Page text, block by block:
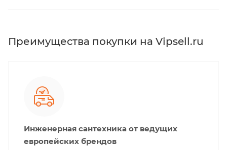
Преимущества покупки на Vipsell.ru
Инженерная сантехника от ведущих
европейских брендов